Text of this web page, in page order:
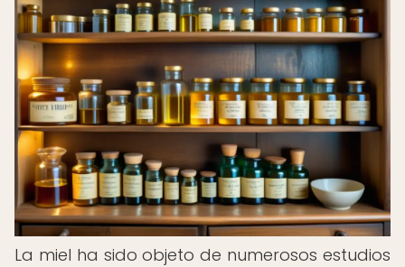
La miel ha sido objeto de numerosos estudios